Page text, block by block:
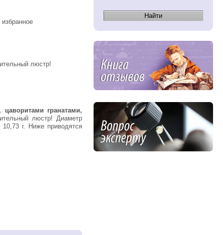
люстр!
гранатами,
люстр! Диаметр
г. Ниже приводятся